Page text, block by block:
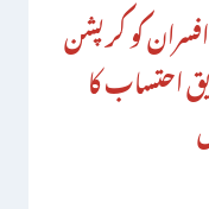
کو کرپشن
احتساب کا